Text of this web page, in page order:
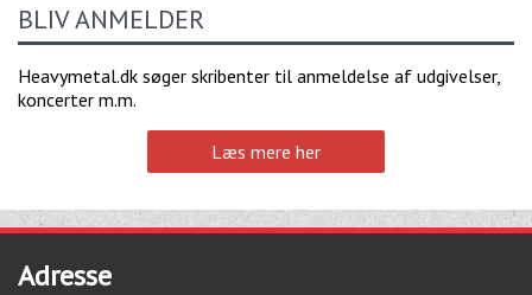
BLIV ANMELDER
Heavymetal.dk søger skribenter til anmeldelse af udgivelser,
koncerter m.m.
Læs mere her
Adresse